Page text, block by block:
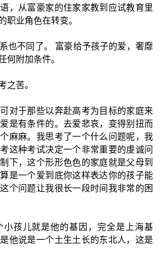
，从富豪家的住家家教到应试教育里
职业角色在转变。
也不同了。 富豪给予孩子的爱，奢靡
何附加条件。
之苦。
对于那些以奔赴高考为目标的家庭来
是有条件的。去爱悲哀，变得别扭而
麻麻。我思考了一个什么问题呢，我
这种考试决定一个非常重要的虔诚问
下，这个形形色色的家庭就是父母到
是一个爱到底你这样表达你的孩子能
个问题让我很长一段时间我非常的困
孩儿就是他的基因，完全是上海基
他说是一个土生土长的东北人，这是